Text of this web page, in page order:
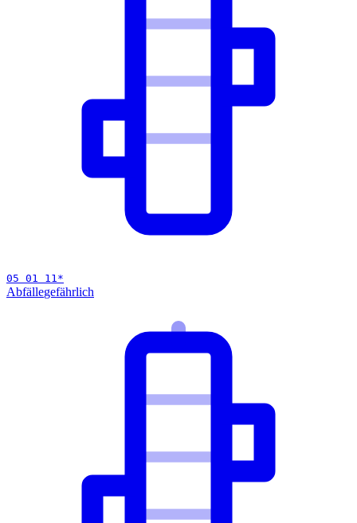
05 01 11*
Abfällegefährlich